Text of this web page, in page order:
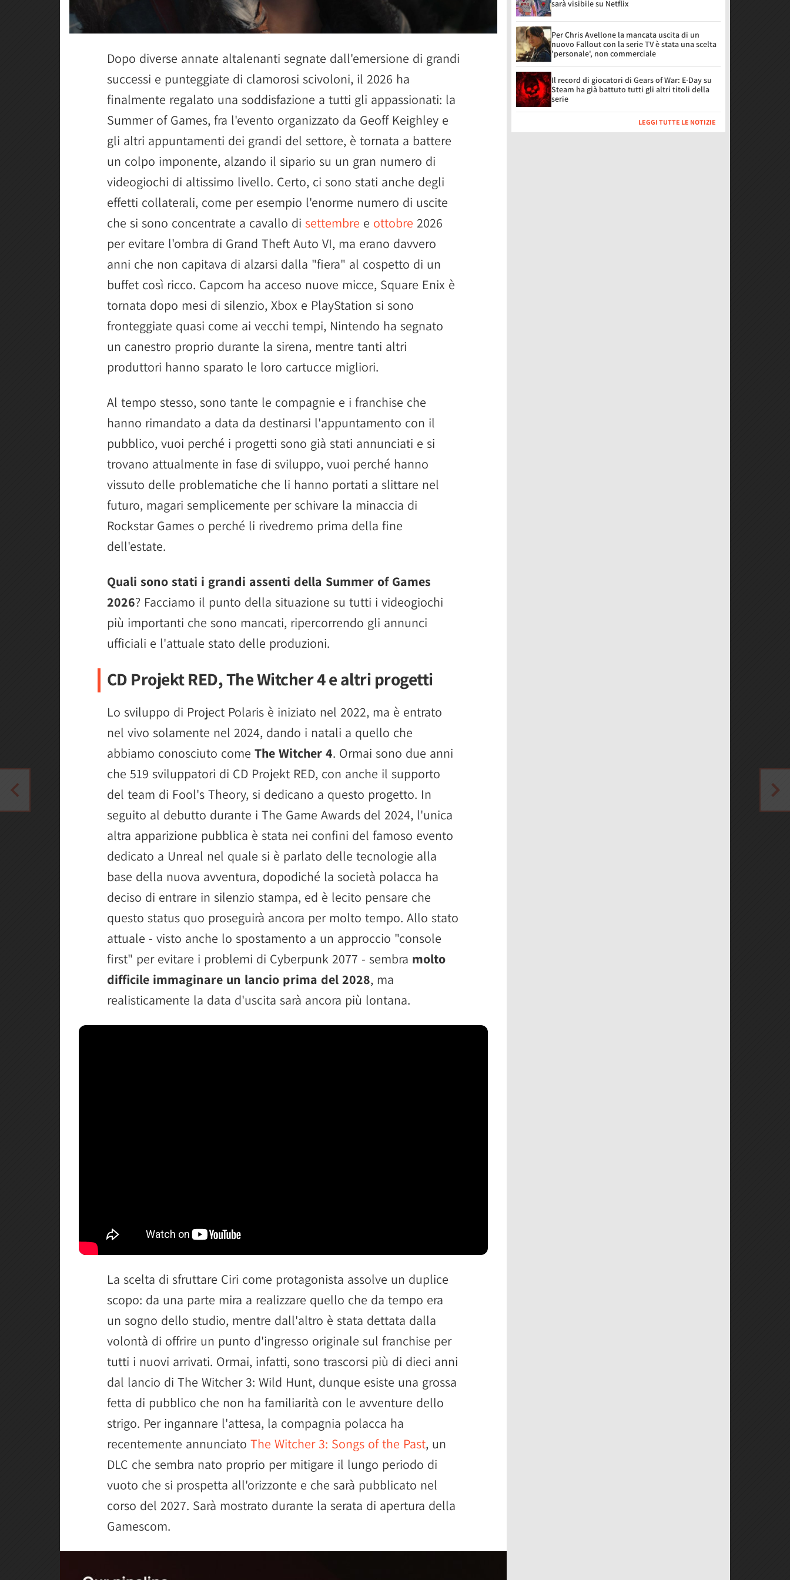
Dopo diverse annate altalenanti segnate dall'emersione di grandi
successi e punteggiate di clamorosi scivoloni, il 2026 ha
finalmente regalato una soddisfazione a tutti gli appassionati: la
Summer of Games, fra l'evento organizzato da Geoff Keighley e
gli altri appuntamenti dei grandi del settore, è tornata a battere
un colpo imponente, alzando il sipario su un gran numero di
videogiochi di altissimo livello. Certo, ci sono stati anche degli
effetti collaterali, come per esempio l'enorme numero di uscite
che si sono concentrate a cavallo di settembre e ottobre 2026
per evitare l'ombra di Grand Theft Auto VI, ma erano davvero
anni che non capitava di alzarsi dalla "fiera" al cospetto di un
buffet così ricco. Capcom ha acceso nuove micce, Square Enix è
tornata dopo mesi di silenzio, Xbox e PlayStation si sono
fronteggiate quasi come ai vecchi tempi, Nintendo ha segnato
un canestro proprio durante la sirena, mentre tanti altri
produttori hanno sparato le loro cartucce migliori.
Al tempo stesso, sono tante le compagnie e i franchise che
hanno rimandato a data da destinarsi l'appuntamento con il
pubblico, vuoi perché i progetti sono già stati annunciati e si
trovano attualmente in fase di sviluppo, vuoi perché hanno
vissuto delle problematiche che li hanno portati a slittare nel
futuro, magari semplicemente per schivare la minaccia di
Rockstar Games o perché li rivedremo prima della fine
dell'estate.
Quali sono stati i grandi assenti della Summer of Games
2026? Facciamo il punto della situazione su tutti i videogiochi
più importanti che sono mancati, ripercorrendo gli annunci
ufficiali e l'attuale stato delle produzioni.
CD Projekt RED, The Witcher 4 e altri progetti
Lo sviluppo di Project Polaris è iniziato nel 2022, ma è entrato
nel vivo solamente nel 2024, dando i natali a quello che
abbiamo conosciuto come The Witcher 4. Ormai sono due anni
che 519 sviluppatori di CD Projekt RED, con anche il supporto
del team di Fool's Theory, si dedicano a questo progetto. In
seguito al debutto durante i The Game Awards del 2024, l'unica
altra apparizione pubblica è stata nei confini del famoso evento
dedicato a Unreal nel quale si è parlato delle tecnologie alla
base della nuova avventura, dopodiché la società polacca ha
deciso di entrare in silenzio stampa, ed è lecito pensare che
questo status quo proseguirà ancora per molto tempo. Allo stato
attuale - visto anche lo spostamento a un approccio "console
first" per evitare i problemi di Cyberpunk 2077 - sembra molto
difficile immaginare un lancio prima del 2028, ma
realisticamente la data d'uscita sarà ancora più lontana.
La scelta di sfruttare Ciri come protagonista assolve un duplice
scopo: da una parte mira a realizzare quello che da tempo era
un sogno dello studio, mentre dall'altro è stata dettata dalla
volontà di offrire un punto d'ingresso originale sul franchise per
tutti i nuovi arrivati. Ormai, infatti, sono trascorsi più di dieci anni
dal lancio di The Witcher 3: Wild Hunt, dunque esiste una grossa
fetta di pubblico che non ha familiarità con le avventure dello
strigo. Per ingannare l'attesa, la compagnia polacca ha
recentemente annunciato The Witcher 3: Songs of the Past, un
DLC che sembra nato proprio per mitigare il lungo periodo di
vuoto che si prospetta all'orizzonte e che sarà pubblicato nel
corso del 2027. Sarà mostrato durante la serata di apertura della
Gamescom.
sarà visibile su Netflix
Per Chris Avellone la mancata uscita di un
nuovo Fallout con la serie TV è stata una scelta
'personale', non commerciale
Il record di giocatori di Gears of War: E-Day su
Steam ha già battuto tutti gli altri titoli della
serie
LEGGI TUTTE LE NOTIZIE